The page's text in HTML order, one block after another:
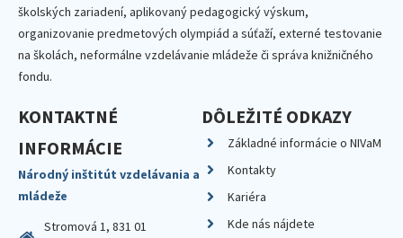
školských zariadení, aplikovaný pedagogický výskum,
organizovanie predmetových olympiád a súťaží, externé testovanie
na školách, neformálne vzdelávanie mládeže či správa knižničného
fondu.
KONTAKTNÉ
INFORMÁCIE
Národný inštitút vzdelávania a
mládeže
Stromová 1, 831 01
DÔLEŽITÉ ODKAZY
Základné informácie o NIVaM
Kontakty
Kariéra
Kde nás nájdete